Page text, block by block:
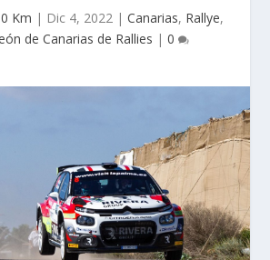
Km | Dic 4, 2022 | Canarias, Rallye,
de Canarias de Rallies | 0